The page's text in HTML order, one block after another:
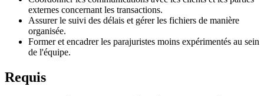
externes concernant les transactions.
Assurer le suivi des délais et gérer les fichiers de manière
organisée.
Former et encadrer les parajuristes moins expérimentés au sein
de l'équipe.
Requis